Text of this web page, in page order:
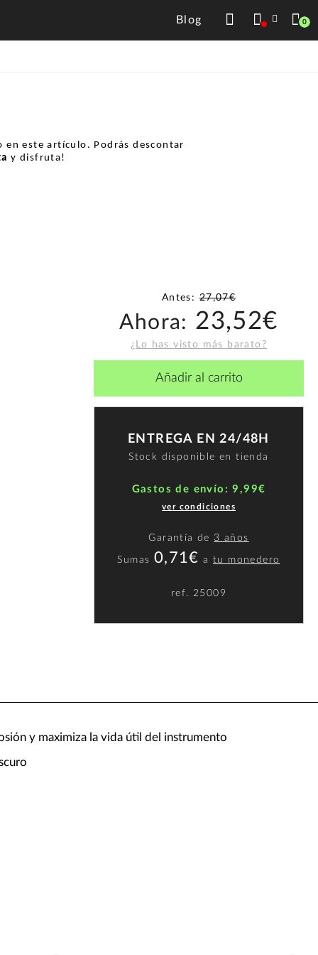
Blog 0
en este artículo. Podrás descontar
y disfruta!
Antes:27,07€
Ahora: 23,52€
¿Lo has visto más barato?
Añadir al carrito
ENTREGA EN 24/48H
Stock disponible en tienda
Gastos de envío: 9,99€
ver condiciones
Garantía de 3 años
Sumas 0,71€ atu monedero
ref. 25009
y maximiza la vida útil del instrumento